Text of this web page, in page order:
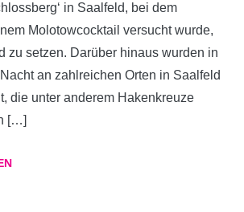
in Saalfeld, bei dem
Molotowcocktail versucht wurde,
zu setzen. Darüber hinaus wurden in
an zahlreichen Orten in Saalfeld
die unter anderem Hakenkreuze
[…]